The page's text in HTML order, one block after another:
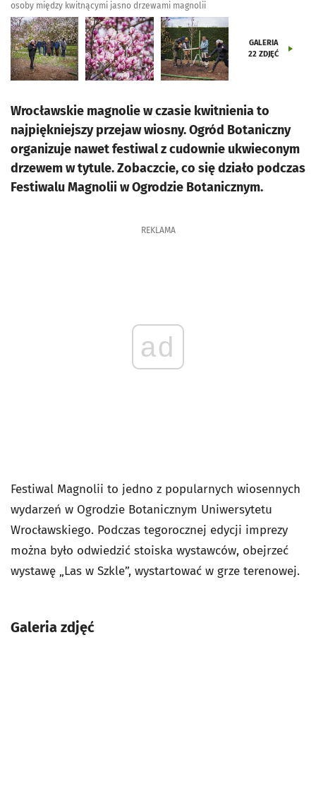
osoby między kwitnącymi jasno drzewami magnolii
GALERIA
22 ZDJĘĆ
Wrocławskie magnolie w czasie kwitnienia to
najpiękniejszy przejaw wiosny. Ogród Botaniczny
organizuje nawet festiwal z cudownie ukwieconym
drzewem w tytule. Zobaczcie, co się działo podczas
Festiwalu Magnolii w Ogrodzie Botanicznym.
REKLAMA
ad
Festiwal Magnolii to jedno z popularnych wiosennych
wydarzeń w Ogrodzie Botanicznym Uniwersytetu
Wrocławskiego. Podczas tegorocznej edycji imprezy
można było odwiedzić stoiska wystawców, obejrzeć
wystawę „Las w Szkle”, wystartować w grze terenowej.
Galeria zdjęć